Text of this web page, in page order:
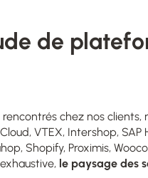
de
rencontrés chez nos clients,
VTEX, Intershop, SAP
Shopify, Proximis,
le paysage des